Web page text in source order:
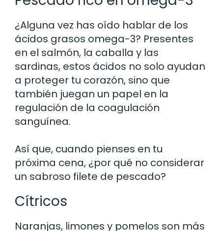
¿Alguna vez has oído hablar de los
ácidos grasos omega-3? Presentes
en el salmón, la caballa y las
sardinas, estos ácidos no solo ayudan
a proteger tu corazón, sino que
también juegan un papel en la
regulación de la coagulación
sanguínea.
Así que, cuando pienses en tu
próxima cena, ¿por qué no considerar
un sabroso filete de pescado?
Cítricos
Naranjas, limones y pomelos son más